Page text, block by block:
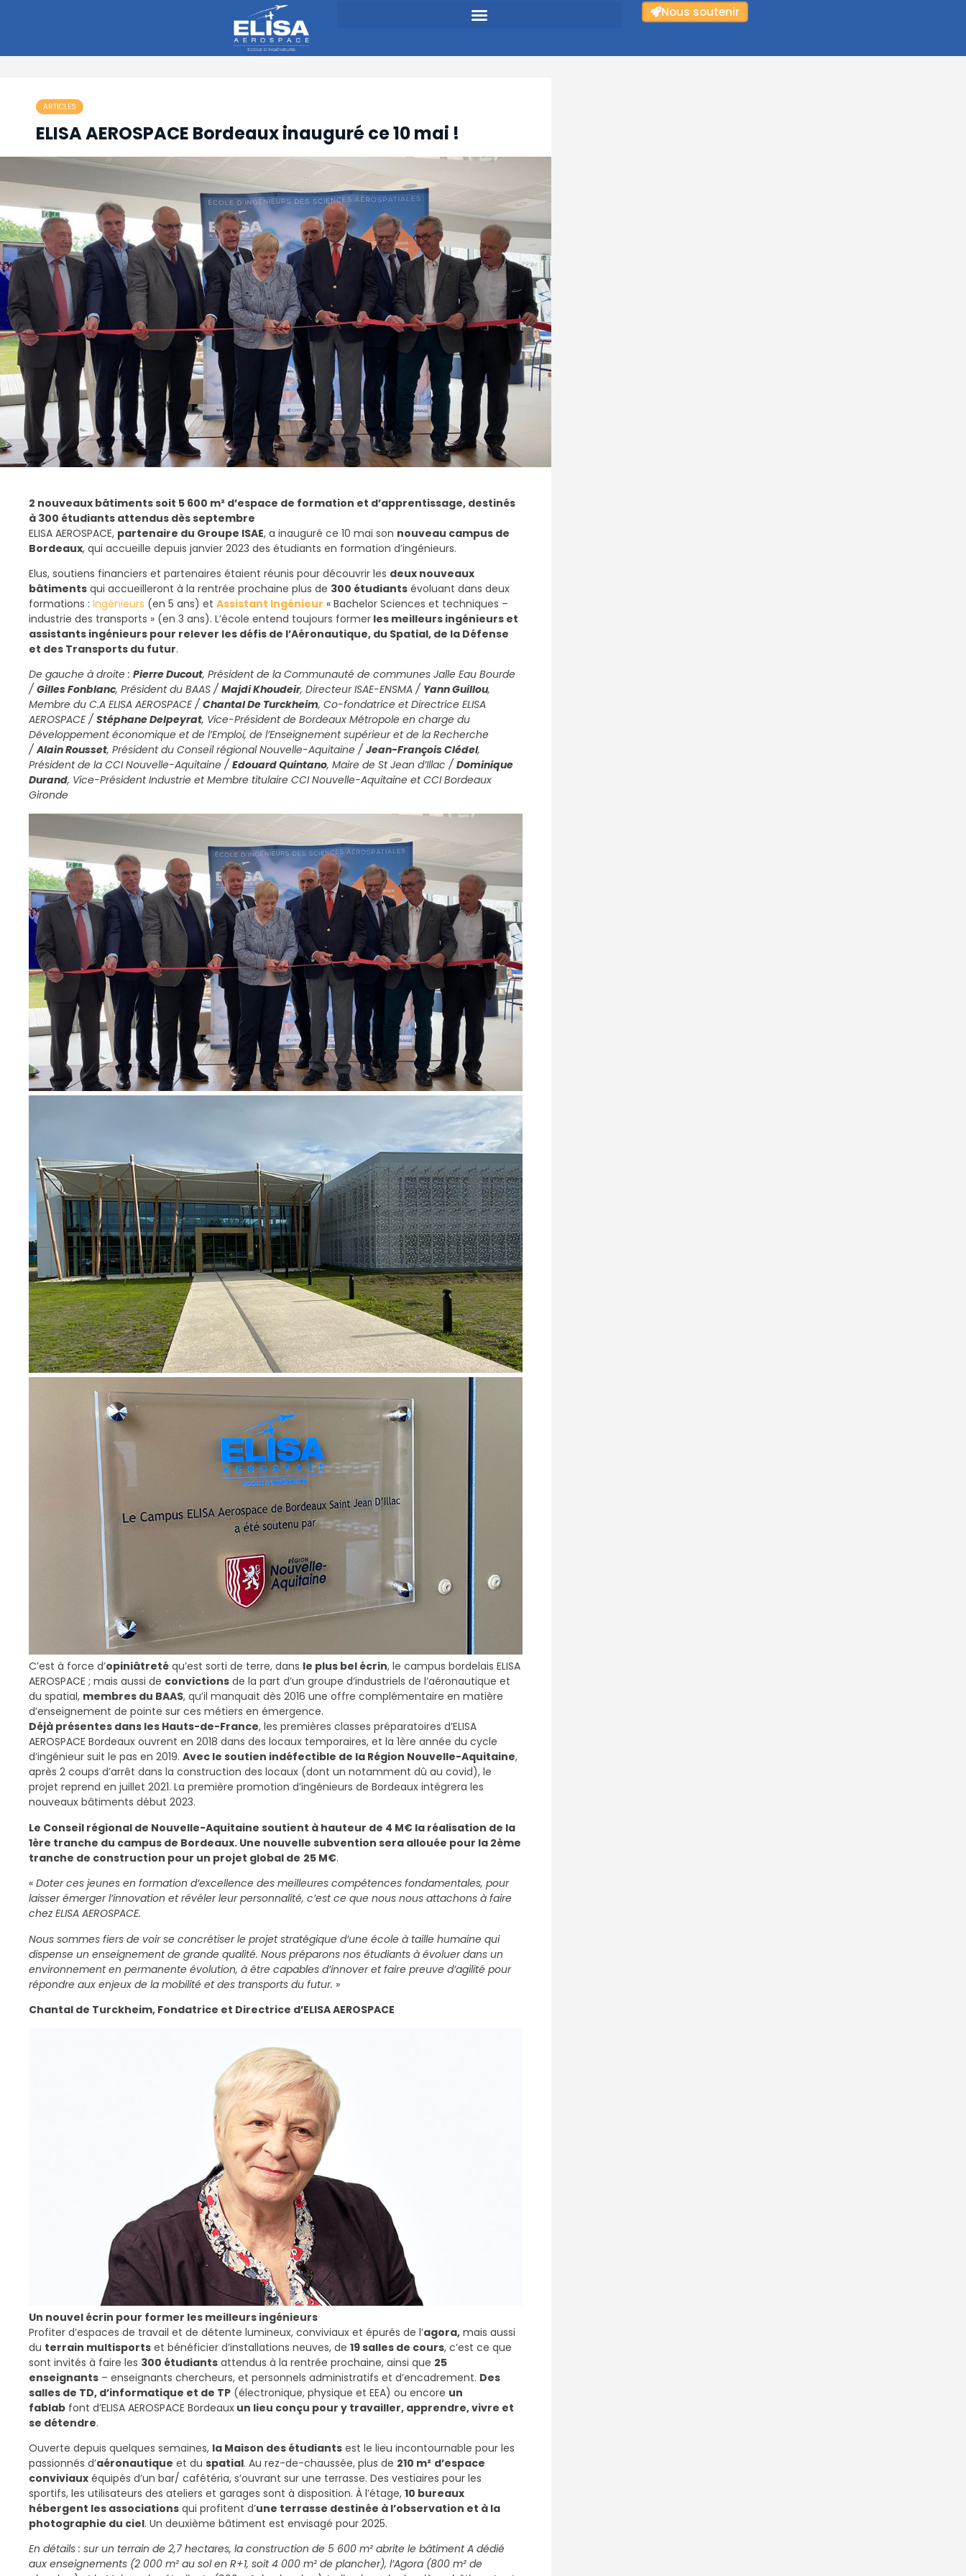
Nous soutenir
ARTICLES
ELISA AEROSPACE Bordeaux inauguré ce 10 mai !
2 nouveaux bâtiments soit 5 600 m² d’espace de formation et d’apprentissage, destinés
à 300 étudiants attendus dès septembre
ELISA AEROSPACE, partenaire du Groupe ISAE, a inauguré ce 10 mai son nouveau campus de
Bordeaux, qui accueille depuis janvier 2023 des étudiants en formation d’ingénieurs.
Elus, soutiens financiers et partenaires étaient réunis pour découvrir les deux nouveaux
bâtiments qui accueilleront à la rentrée prochaine plus de 300 étudiants évoluant dans deux
formations : Ingénieurs (en 5 ans) et Assistant Ingénieur « Bachelor Sciences et techniques –
industrie des transports » (en 3 ans). L’école entend toujours former les meilleurs ingénieurs et
assistants ingénieurs pour relever les défis de l’Aéronautique, du Spatial, de la Défense
et des Transports du futur.
De gauche à droite : Pierre Ducout, Président de la Communauté de communes Jalle Eau Bourde
/ Gilles Fonblanc, Président du BAAS / Majdi Khoudeir, Directeur ISAE-ENSMA / Yann Guillou,
Membre du C.A ELISA AEROSPACE / Chantal De Turckheim, Co-fondatrice et Directrice ELISA
AEROSPACE / Stéphane Delpeyrat, Vice-Président de Bordeaux Métropole en charge du
Développement économique et de l’Emploi, de l’Enseignement supérieur et de la Recherche
/Alain Rousset, Président du Conseil régional Nouvelle-Aquitaine / Jean-François Clédel,
Président de la CCI Nouvelle-Aquitaine / Edouard Quintano, Maire de St Jean d’Illac / Dominique
Durand, Vice-Président Industrie et Membre titulaire CCI Nouvelle-Aquitaine et CCI Bordeaux
Gironde
C’est à force d’opiniâtreté qu’est sorti de terre, dans le plus bel écrin, le campus bordelais ELISA
AEROSPACE ; mais aussi de convictions de la part d’un groupe d’industriels de l’aéronautique et
du spatial, membres du BAAS, qu’il manquait dès 2016 une offre complémentaire en matière
d’enseignement de pointe sur ces métiers en émergence.
Déjà présentes dans les Hauts-de-France, les premières classes préparatoires d’ELISA
AEROSPACE Bordeaux ouvrent en 2018 dans des locaux temporaires, et la 1ère année du cycle
d’ingénieur suit le pas en 2019. Avec le soutien indéfectible de la Région Nouvelle-Aquitaine,
après 2 coups d’arrêt dans la construction des locaux (dont un notamment dû au covid), le
projet reprend en juillet 2021. La première promotion d’ingénieurs de Bordeaux intégrera les
nouveaux bâtiments début 2023.
Le Conseil régional de Nouvelle-Aquitaine soutient à hauteur de 4 M€ la réalisation de la
1ère tranche du campus de Bordeaux. Une nouvelle subvention sera allouée pour la 2ème
tranche de construction pour un projet global de 25 M€.
« Doter ces jeunes en formation d’excellence des meilleures compétences fondamentales, pour
laisser émerger l’innovation et révéler leur personnalité, c’est ce que nous nous attachons à faire
chez ELISA AEROSPACE.
Nous sommes fiers de voir se concrétiser le projet stratégique d’une école à taille humaine qui
dispense un enseignement de grande qualité. Nous préparons nos étudiants à évoluer dans un
environnement en permanente évolution, à être capables d’innover et faire preuve d’agilité pour
répondre aux enjeux de la mobilité et des transports du futur. »
Chantal de Turckheim, Fondatrice et Directrice d’ELISA AEROSPACE
Un nouvel écrin pour former les meilleurs ingénieurs
Profiter d’espaces de travail et de détente lumineux, conviviaux et épurés de l’agora, mais aussi
du terrain multisports et bénéficier d’installations neuves, de 19 salles de cours, c’est ce que
sont invités à faire les 300 étudiants attendus à la rentrée prochaine, ainsi que 25
enseignants – enseignants chercheurs, et personnels administratifs et d’encadrement. Des
salles de TD, d’informatique et de TP (électronique, physique et EEA) ou encore un
fablab font d’ELISA AEROSPACE Bordeaux un lieu conçu pour y travailler, apprendre, vivre et
se détendre.
Ouverte depuis quelques semaines, la Maison des étudiants est le lieu incontournable pour les
passionnés d’aéronautique et du spatial. Au rez-de-chaussée, plus de 210 m² d’espace
conviviaux équipés d’un bar/ cafétéria, s’ouvrant sur une terrasse. Des vestiaires pour les
sportifs, les utilisateurs des ateliers et garages sont à disposition. À l’étage, 10 bureaux
hébergent les associations qui profitent d’une terrasse destinée à l’observation et à la
photographie du ciel. Un deuxième bâtiment est envisagé pour 2025.
En détails : sur un terrain de 2,7 hectares, la construction de 5 600 m² abrite le bâtiment A dédié
aux enseignements (2 000 m² au sol en R+1, soit 4 000 m² de plancher), l’Agora (800 m² de